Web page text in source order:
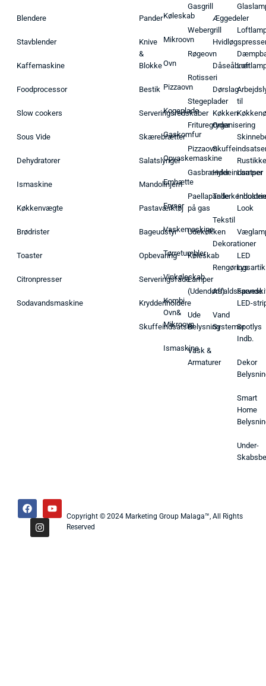
Blendere
Stavblender
Kaffemaskine
Foodprocessor
Slow cookers
Sous Vide
Dehydratorer
Ismaskine
Køkkenvægte
Brødrister
Toaster
Citronpresser
Sodavandsmaskine
Pander
Knive
&
Blokke
Bestik
Serveringsredskaber
Skærebrætter
Salatslynger
Mandolinjern
Pastaværktøj
Bageudstyr
Opbevaring
Serveringsfade
Krydderiholdere
Skuffeindsatser
Køleskab
Mikroovn
Ovn
Pizzaovn
Kogeplade
Gaskomfur
Opvaskemaskine
Emhætte
Fryser
Vaskemaskine
Tørretumbler
Vinkøleskab
Kombi
Ovn&
Mikroovn
Ismaskine
Gasgrill
Webergrill
Røgeovn
Rotisseri
Stegeplader
Frituregryder
Pizzaovn
Gasbrænder
Paellapande
på gas
Udekøkken
Køleskab
Lamper
(Udendørs)
Ude
Belysning
Vask &
Armaturer
Æggedeler
Dåseåbner
Dørslag
Køkken
Organisering
Hyldeindsatser
Tekstil
Dekorationer
Affaldsspande
Vand
Systemer
til
Rustikke
Lamper
Look
LED
Lys
LED-
Spotlys
Indb.
Dekor
Smart
Home
Under-
Copyright © 2024 Marketing Group Malaga™, All Rights
Reserved